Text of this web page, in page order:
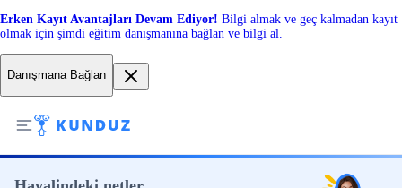
Erken Kayıt Avantajları Devam Ediyor! Bilgi almak ve geç kalmadan kayıt
olmak için şimdi eğitim danışmanına bağlan ve bilgi al.
Danışmana Bağlan